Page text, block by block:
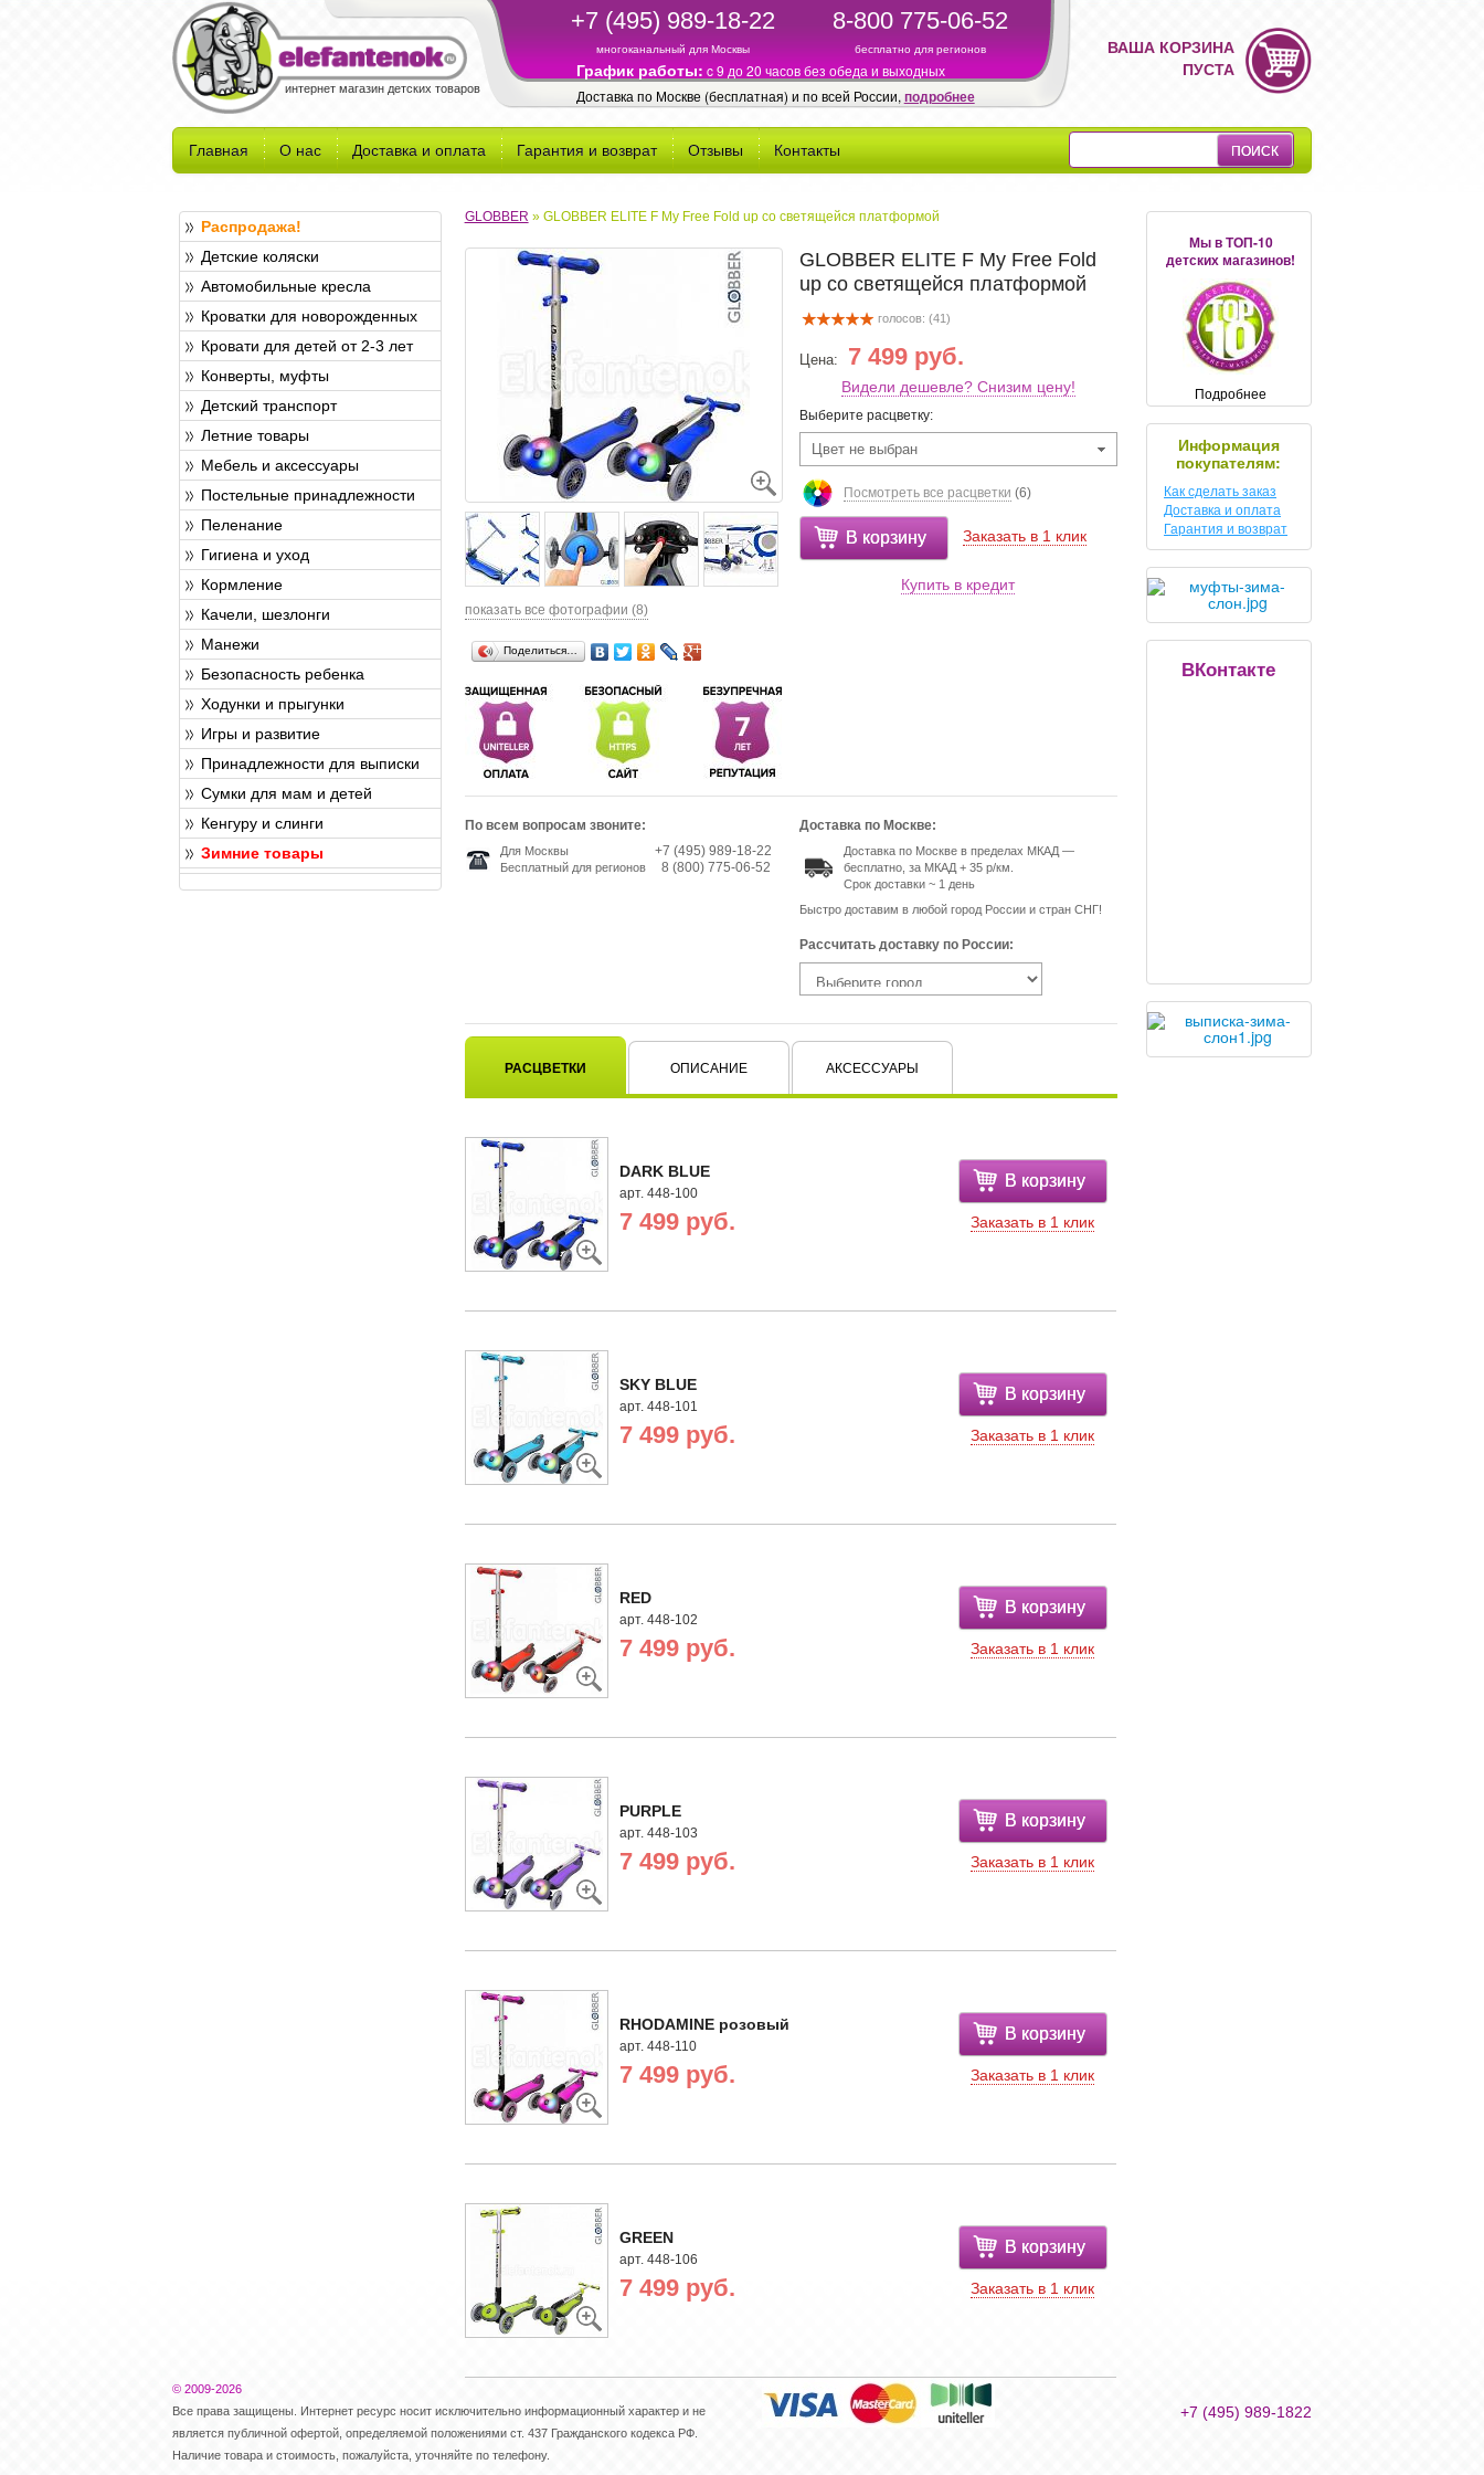
интернет магазин детских товаров
+7 (495) 989-18-22
многоканальный для Москвы
8-800 775-06-52
бесплатно для регионов
График работы: c 9 до 20 часов без обеда и выходных
Доставка по Москве (бесплатная) и по всей России, подробнее
ВАША КОРЗИНА
ПУСТА
Главная О нас Доставка и оплата Гарантия и возврат Отзывы Контакты
Распродажа!
Детские коляски
Автомобильные кресла
Кроватки для новорожденных
Кровати для детей от 2-3 лет
Конверты, муфты
Детский транспорт
Летние товары
Мебель и аксессуары
Постельные принадлежности
Пеленание
Гигиена и уход
Кормление
Качели, шезлонги
Манежи
Безопасность ребенка
Ходунки и прыгунки
Игры и развитие
Принадлежности для выписки
Сумки для мам и детей
Кенгуру и слинги
Зимние товары
GLOBBER » GLOBBER ELITE F My Free Fold up со светящейся платформой
показать все фотографии (8)
Поделиться…
GLOBBER ELITE F My Free Fold
up со светящейся платформой
голосов: (41)
Цена: 7 499 руб.
Видели дешевле? Снизим цену!
Выберите расцветку:
Цвет не выбран
Посмотреть все расцветки (6)
В корзину Заказать в 1 клик
Купить в кредит
По всем вопросам звоните:
Для Москвы
Бесплатный для регионов
+7 (495) 989-18-22
8 (800) 775-06-52
Доставка по Москве:
Доставка по Москве в пределах МКАД —
бесплатно, за МКАД + 35 р/км.
Срок доставки ~ 1 день
Быстро доставим в любой город России и стран СНГ!
Рассчитать доставку по России:
РАСЦВЕТКИ ОПИСАНИЕ АКСЕССУАРЫ
DARK BLUE
арт. 448-100
7 499 руб.
В корзину
Заказать в 1 клик
SKY BLUE
арт. 448-101
7 499 руб.
В корзину
Заказать в 1 клик
RED
арт. 448-102
7 499 руб.
В корзину
Заказать в 1 клик
PURPLE
арт. 448-103
7 499 руб.
В корзину
Заказать в 1 клик
RHODAMINE розовый
арт. 448-110
7 499 руб.
В корзину
Заказать в 1 клик
GREEN
арт. 448-106
7 499 руб.
В корзину
Заказать в 1 клик
Мы в ТОП-10
детских магазинов!
Подробнее
Информация
покупателям:
Как сделать заказ
Доставка и оплата
Гарантия и возврат
ВКонтакте
© 2009-2026
Все права защищены. Интернет ресурс носит исключительно информационный характер и не
является публичной офертой, определяемой положениями ст. 437 Гражданского кодекса РФ.
Наличие товара и стоимость, пожалуйста, уточняйте по телефону.
+7 (495) 989-1822